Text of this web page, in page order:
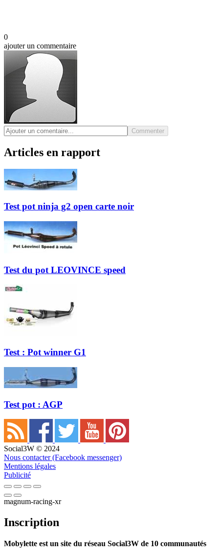
0
ajouter un commentaire
Commenter
Articles en rapport
Test pot ninja g2 open carte noir
Test du pot LEOVINCE speed
Test : Pot winner G1
Test pot : AGP
Social3W © 2024
Nous contacter (Facebook messenger)
Mentions légales
Publicité
magnum-racing-xr
Inscription
Mobylette est un site du réseau Social3W de 10 communautés